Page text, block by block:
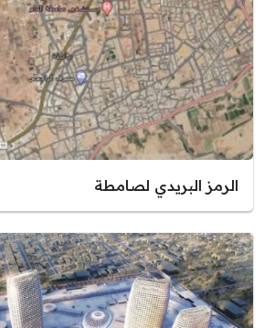
الرمز البريدي لصامطة